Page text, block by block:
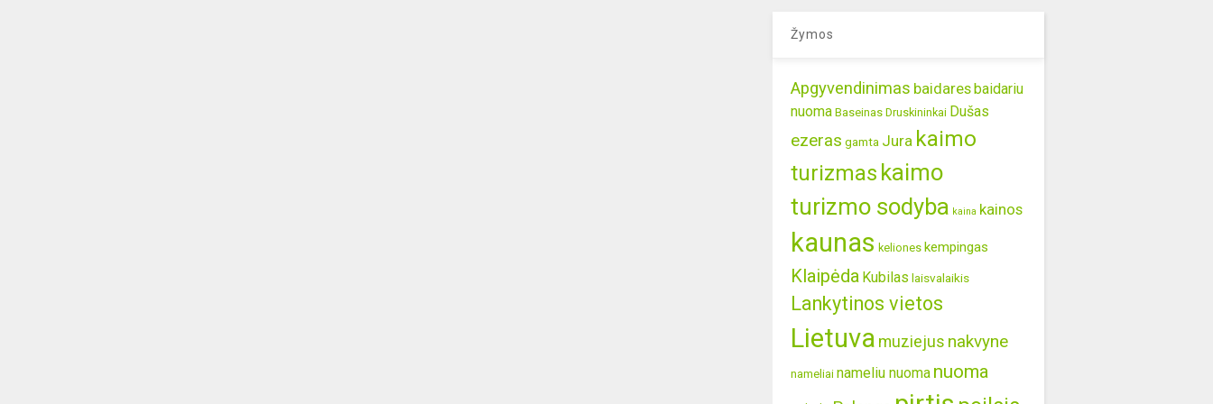
Žymos
Apgyvendinimas baidaresbaidariu
nuoma Baseinas Druskininkai Dušas
ezeras gamta Jura kaimo
turizmas kaimo
turizmo sodyba kaina kainos
kaunas keliones kempingas
Klaipėda Kubilas laisvalaikis
Lankytinos vietos
Lietuva muziejus nakvyne
nameliai nameliu nuoma nuoma